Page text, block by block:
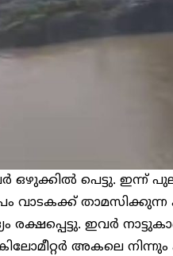
ഒഴുക്കിൽ പെട്ടു. ഇന്ന്
വാടകക്ക്
ഇവർ
അകലെ